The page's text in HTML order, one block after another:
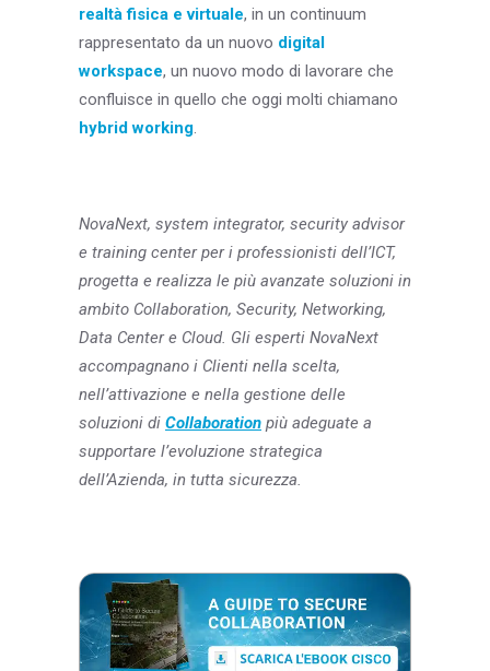
realtà fisica e virtuale, in un continuum
rappresentato da un nuovo digital
workspace, un nuovo modo di lavorare che
confluisce in quello che oggi molti chiamano
hybrid working.
NovaNext, system integrator, security advisor
e training center per i professionisti dell’ICT,
progetta e realizza le più avanzate soluzioni in
ambito Collaboration, Security, Networking,
Data Center e Cloud. Gli esperti NovaNext
accompagnano i Clienti nella scelta,
nell’attivazione e nella gestione delle
soluzioni di Collaboration più adeguate a
supportare l’evoluzione strategica
dell’Azienda, in tutta sicurezza.